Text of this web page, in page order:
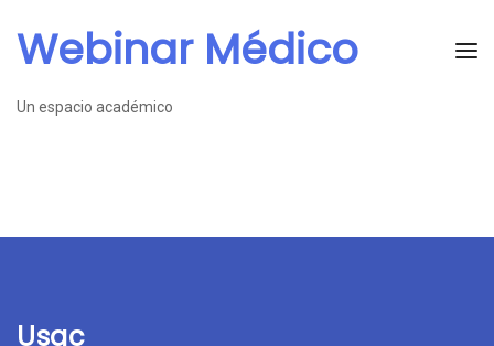
Webinar Médico
Un espacio académico
Usac